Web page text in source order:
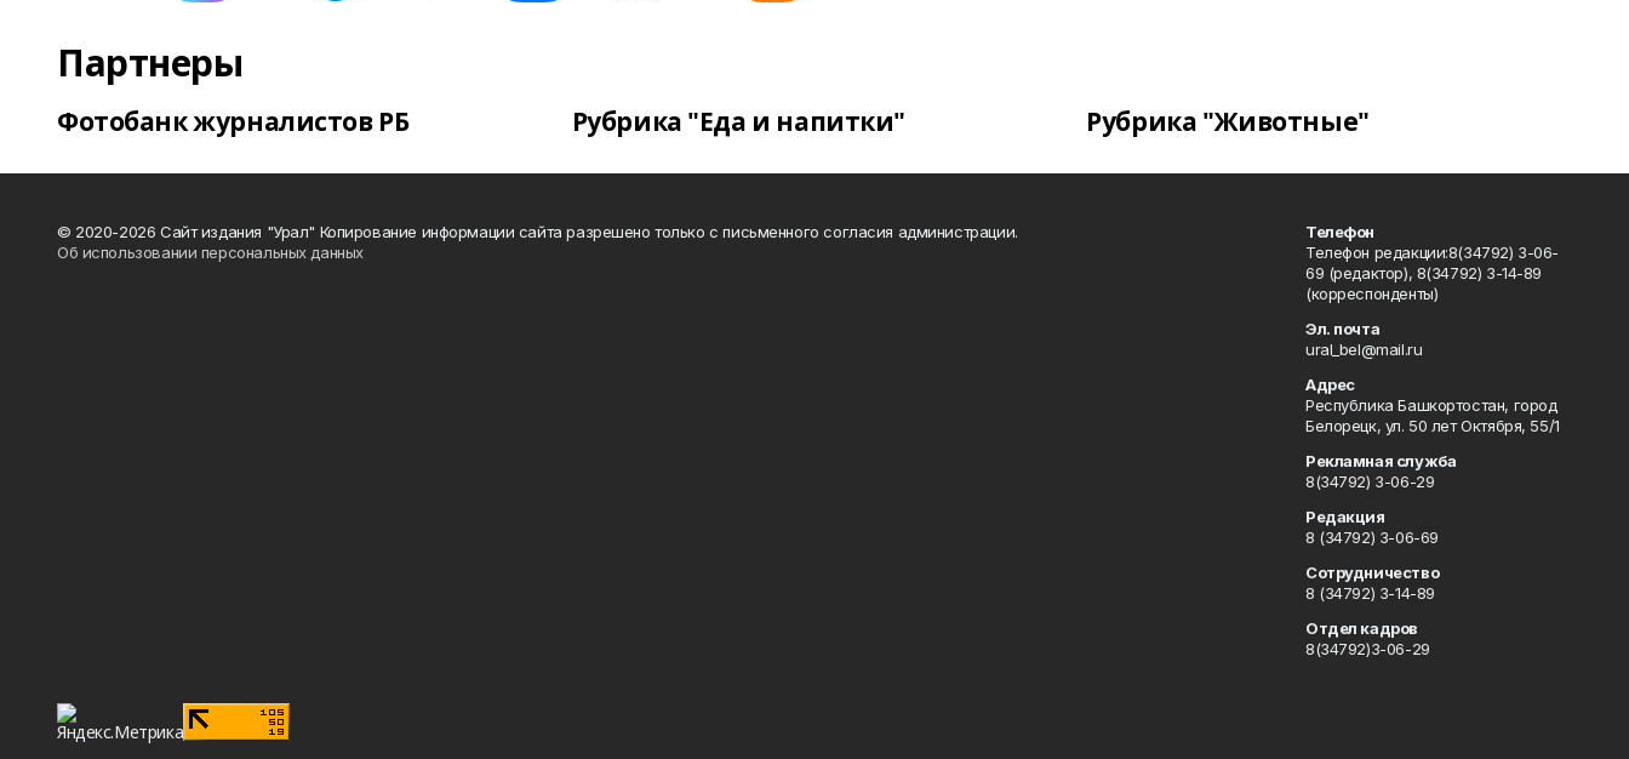
Партнеры
Фотобанк журналистов РБ Рубрика "Еда и напитки" Рубрика "Животные"
© 2020-2026 Сайт издания "Урал" Копирование информации сайта разрешено только с письменного согласия администрации.
Об использовании персональных данных
Телефон
Телефон редакции:8(34792) 3-06-
69 (редактор), 8(34792) 3-14-89
(корреспонденты)
Эл. почта
ural_bel@mail.ru
Адрес
Республика Башкортостан, город
Белорецк, ул. 50 лет Октября, 55/1
Рекламная служба
8(34792) 3-06-29
Редакция
8 (34792) 3-06-69
Сотрудничество
8 (34792) 3-14-89
Отдел кадров
8(34792)3-06-29